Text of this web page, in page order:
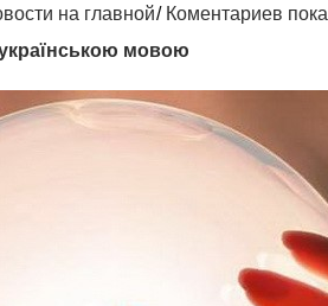
на главной
Коментариев
мовою